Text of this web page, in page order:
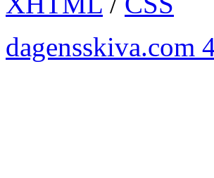
dagensskiva.com